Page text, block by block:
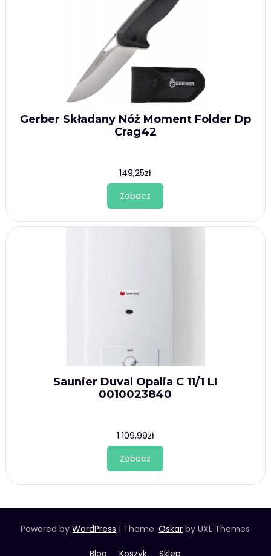
Gerber Składany Nóż Moment Folder Dp
Crag42
149,25zł
Zobacz
Saunier Duval Opalia C 11/1 LI
0010023840
1 109,99zł
Zobacz
Powered byWordPress | Theme:Oskar by UXL Themes
Blog Koszyk Sklep